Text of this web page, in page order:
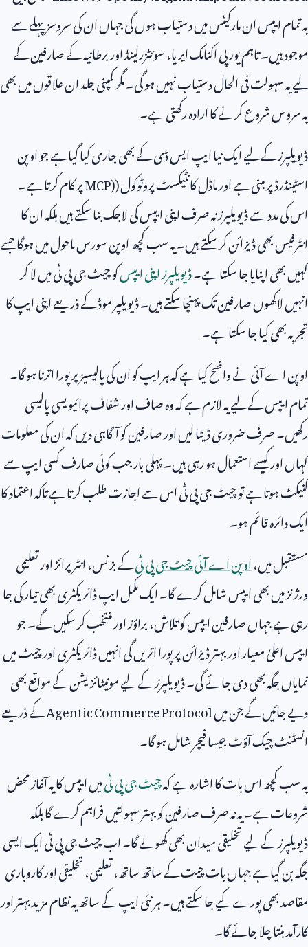
یہ تمام ایپس ان مارکیٹس میں دستیاب ہوں گی جہاں ان کی سروسز پہلے سے
موجود ہیں۔ تاہم یورپی اکنامک ایریا، سوئٹزرلینڈ اور برطانیہ کے صارفین کے
لیے یہ سہولت فی الحال دستیاب نہیں ہو گی۔ مگر کمپنی جلد ان علاقوں میں بھی
یہ سروس شروع کرنے کا ارادہ رکھتی ہے۔
ڈیویلپرز کے لیے ایک نیا ایپ ایس ڈی کے بھی جاری کیا گیا ہے جو اوپن
اسٹینڈرڈ پر مبنی ہے اور ماڈل کانٹیکسٹ پروٹوکول (MCP)پر کام کرتا ہے۔
اس کی مدد سے ڈیویلپرز نہ صرف اپنی ایپس کی لاجک بنا سکتے ہیں بلکہ ان کا
انٹرفیس بھی ڈیزائن کر سکتے ہیں۔ یہ سب کچھ اوپن سورس ماحول میں ہوگا جسے
کہیں بھی اپنایا جا سکتا ہے۔ڈیویلپرز اپنی ایپسکو چیٹ جی پی ٹی میں لا کر
انہیں لاکھوں صارفین تک پہنچا سکتے ہیں۔ ڈیویلپر موڈ کے ذریعے اپنی ایپ کا
تجربہ بھی کیا جا سکتا ہے۔
اوپن اے آئی نے واضح کیا ہے کہ ہر ایپ کو ان کی پالیسیز پر پورا اترنا ہو گا۔
تمام ایپس کے لیے یہ لازم ہے کہ وہ صاف اور شفاف پرائیویسی پالیسی
رکھیں۔ صرف ضروری ڈیٹا لیں اور صارفین کو آگاہی دیں کہ ان کی معلومات
کہاں اور کیسے استعمال ہو رہی ہیں۔ پہلی بار جب کوئی صارف کسی ایپ سے
کنیکٹ ہوتا ہے تو چیٹ جی پی ٹی اس سے اجازت طلب کرتا ہے تاکہ اعتماد کا
ایک دائرہ قائم ہو۔
مستقبل میں،اوپن اے آئی چیٹ جی پی ٹیکے بزنس، انٹرپرائز اور تعلیمی
ورژنز میں بھی ایپس شامل کرے گا۔ ایک مکمل ایپ ڈائریکٹری بھی تیار کی جا
رہی ہے جہاں صارفین ایپس کو تلاش، براؤز اور منتخب کر سکیں گے۔ جو
ایپس اعلیٰ معیار اور بہتر ڈیزائن پر پورا اتریں گی انہیں ڈائریکٹری اور چیٹ میں
نمایاں جگہ بھی دی جائے گی۔ ڈیویلپرز کے لیے مونیٹائزیشن کے مواقع بھی
دیے جائیں گے جن میںAgentic Commerce Protocolکے ذریعے
انسٹنٹ چیک آؤٹ جیسا فیچر شامل ہو گا۔
یہ سب کچھ اس بات کا اشارہ ہے کہچیٹ جی پی ٹیمیں ایپس کا یہ آغاز محض
شروعات ہے۔ یہ نہ صرف صارفین کو بہتر سہولتیں فراہم کرے گا بلکہ
ڈیویلپرز کے لیے تخلیقی میدان بھی کھولے گا۔ اب چیٹ جی پی ٹی ایک ایسی
جگہ بن گیا ہے جہاں بات چیت کے ساتھ ساتھ، تعلیمی، تخلیقی اور کاروباری
مقاصد بھی پورے کیے جا سکتے ہیں۔ ہر نئی ایپ کے ساتھ یہ نظام مزید بہتر اور
کارآمد بنتا چلا جائے گا۔